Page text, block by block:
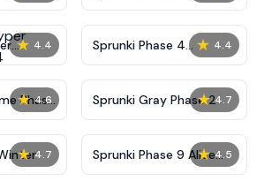
★ 4.4 ★ 4.4
Sprunki Phase 4
Alternate Edition
★ 4.6
Phase
★ 4.7
Sprunki Gray Phase 2
★ 4.7 ★ 4.5
Sprunki Phase 9 Alive
And Malediction